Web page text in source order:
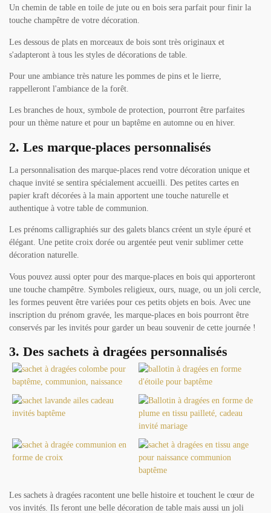
Un chemin de table en toile de jute ou en bois sera parfait pour finir la
touche champêtre de votre décoration.
Les dessous de plats en morceaux de bois sont très originaux et
s'adapteront à tous les styles de décorations de table.
Pour une ambiance très nature les pommes de pins et le lierre,
rappelleront l'ambiance de la forêt.
Les branches de houx, symbole de protection, pourront être parfaites
pour un thème nature et pour un baptême en automne ou en hiver.
2. Les marque-places personnalisés
La personnalisation des marque-places rend votre décoration unique et
chaque invité se sentira spécialement accueilli. Des petites cartes en
papier kraft décorées à la main apportent une touche naturelle et
authentique à votre table de communion.
Les prénoms calligraphiés sur des galets blancs créent un style épuré et
élégant. Une petite croix dorée ou argentée peut venir sublimer cette
décoration naturelle.
Vous pouvez aussi opter pour des marque-places en bois qui apporteront
une touche champêtre. Symboles religieux, ours, nuage, ou un joli cercle,
les formes peuvent être variées pour ces petits objets en bois. Avec une
inscription du prénom gravée, les marque-places en bois pourront être
conservés par les invités pour garder un beau souvenir de cette journée !
3. Des sachets à dragées personnalisés
Les sachets à dragées racontent une belle histoire et touchent le cœur de
vos invités. Ils feront une belle décoration de table mais aussi un joli